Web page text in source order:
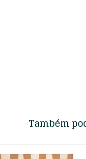
Também